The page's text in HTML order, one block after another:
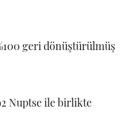
geri dönüştürülmüş
Nuptse ile birlikte